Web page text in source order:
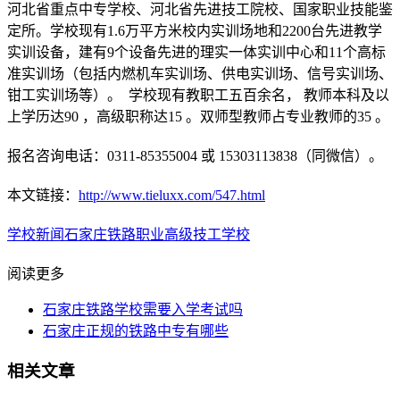
河北省重点中专学校、河北省先进技工院校、国家职业技能鉴
定所。学校现有1.6万平方米校内实训场地和2200台先进教学
实训设备，建有9个设备先进的理实一体实训中心和11个高标
准实训场（包括内燃机车实训场、供电实训场、信号实训场、
钳工实训场等）。 学校现有教职工五百余名， 教师本科及以
上学历达90 ，高级职称达15 。双师型教师占专业教师的35 。
报名咨询电话：0311-85355004 或 15303113838（同微信）。
本文链接： http://www.tieluxx.com/547.html
学校新闻石家庄铁路职业高级技工学校
阅读更多
石家庄铁路学校需要入学考试吗
石家庄正规的铁路中专有哪些
相关文章